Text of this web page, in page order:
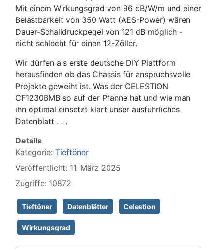
Mit einem Wirkungsgrad von 96 dB/W/m und einer
Belastbarkeit von 350 Watt (AES-Power) wären
Dauer-Schalldruckpegel von 121 dB möglich -
nicht schlecht für einen 12-Zöller.
Wir dürfen als erste deutsche DIY Plattform
herausfinden ob das Chassis für anspruchsvolle
Projekte geweiht ist. Was der CELESTION
CF1230BMB so auf der Pfanne hat und wie man
ihn optimal einsetzt klärt unser ausführliches
Datenblatt . . .
Details
Kategorie: Tieftöner
Veröffentlicht: 11. März 2025
Zugriffe: 10872
Tieftöner Datenblätter Celestion
Wirkungsgrad